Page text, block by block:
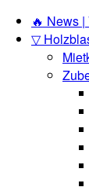
🔥 News
▽